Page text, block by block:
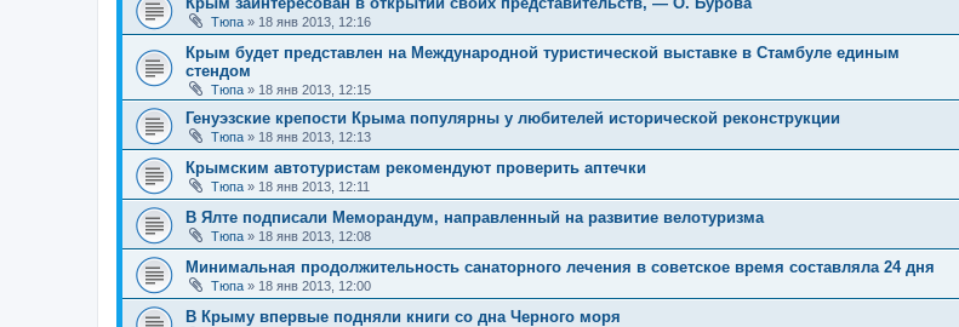
Тюпа » 18 янв 2013, 12:16
Крым будет представлен на Международной туристической выставке в Стамбуле единым
стендом
Тюпа » 18 янв 2013, 12:15
Генуэзские крепости Крыма популярны у любителей исторической реконструкции
Тюпа » 18 янв 2013, 12:13
Крымским автотуристам рекомендуют проверить аптечки
Тюпа » 18 янв 2013, 12:11
В Ялте подписали Меморандум, направленный на развитие велотуризма
Тюпа » 18 янв 2013, 12:08
Минимальная продолжительность санаторного лечения в советское время составляла 24 дня
Тюпа » 18 янв 2013, 12:00
В Крыму впервые подняли книги со дна Черного моря